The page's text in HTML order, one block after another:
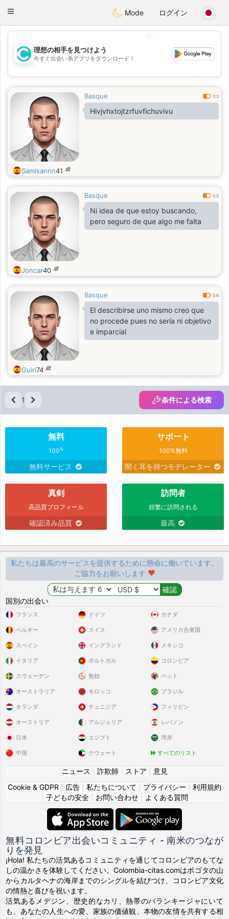
olombiaCitas
Toggle
Mode ログイン
💖
💕
理想の相手を見つけよう
今すぐ出会い系アプリをダウンロード！
Basque 0.3
Hivjvhxtojtzrfuvfichuvivu
Samisannn41 歳
Basque 0.5
Ni idea de que estoy buscando,
pero seguro de que algo me falta
Joncar40 歳
Basque 0.6
El describirse uno mismo creo que
no procede pues no sería ni objetivo
e imparcial
Guiri74 歳
1 条件による検索
無料
100%
無料サービス
サポート
100%無料
聞く耳を持つモデレーター
真剣
高品質プロフィール
確認済み品質
訪問者
頻繁に訪問される
最高
私たちは最高のサービスを提供するために懸命に働いています。
ご協力をお願いします
国別の出会い
フランス
ベルギー
スペイン
イタリア
スウェーデン
ドイツ
スイス
イングランド
ポルトガル
無効
カナダ
アメリカ合衆国
メキシコ
コロンビア
ペット
オーストラリア
オランダ
オーストリア
日本
中国
モロッコ
チュニジア
アルジェリア
エジプト
クウェート
ブラジル
フィリピン
レバノン
湾岸
すべてのリスト
ニュース 詐欺師 ストア
意見
Cookie & GDPR
広告 私たちについて プライバシー
利用規約
子どもの安全| お問い合わせ| よくある質問
無料コロンビア出会いコミュニティ - 南米のつなが
りを発見
¡Hola! 私たちの活気あるコミュニティを通じてコロンビアのもてな
しの温かさを体験してください。Colombia-citas.comはボゴタの山
からカルタヘナの海岸までのシングルを結びつけ、コロンビア文化
の情熱と喜びを祝います。
活気あるメデジン、歴史的なカリ、熱帯のバランキージャにいて
も、あなたの人生への愛、家族の価値観、本物の友情を共有する相